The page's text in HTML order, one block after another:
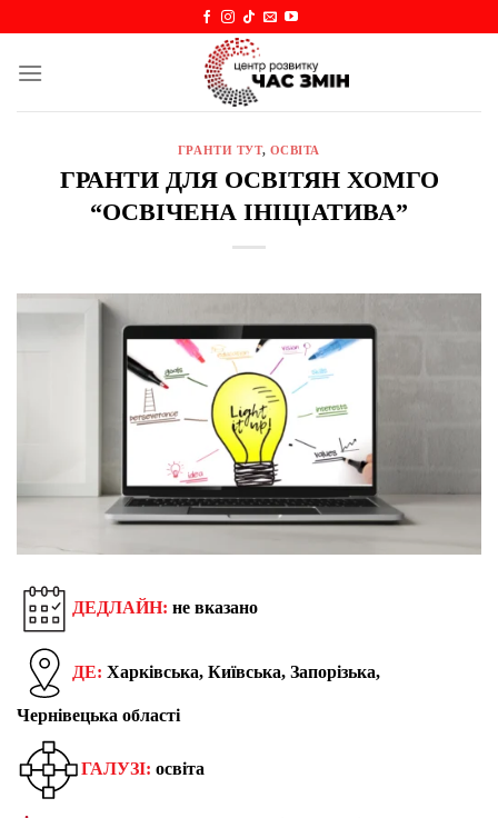
content
ГРАНТИ ТУТ, ОСВІТА
ГРАНТИ ДЛЯ ОСВІТЯН ХОМГО
“ОСВІЧЕНА ІНІЦІАТИВА”
ДЕДЛАЙН: не вказано
ДЕ: Харківська, Київська, Запорізька,
Чернівецька області
ГАЛУЗІ: освіта